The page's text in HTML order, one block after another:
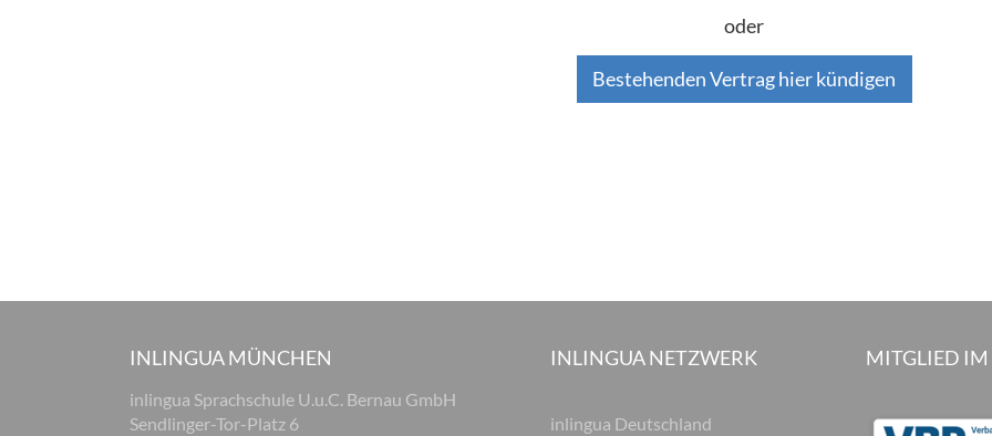
oder
Bestehenden Vertrag hier kündigen
INLINGUA MÜNCHEN
inlingua Sprachschule U.u.C. Bernau GmbH
Sendlinger-Tor-Platz 6
INLINGUA NETZWERK
inlingua Deutschland
MITGLIED IM